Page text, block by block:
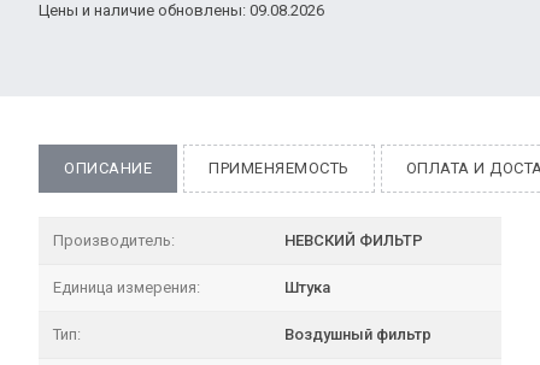
Цены и наличие обновлены: 09.08.2026
ОПИСАНИЕ ПРИМЕНЯЕМОСТЬ ОПЛАТА И
Производитель: НЕВСКИЙ ФИЛЬТР
Единица измерения: Штука
Тип: Воздушный фильтр